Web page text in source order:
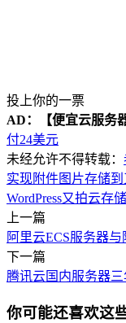
投上你的一票
AD：
【便宜云服务
付24美元
未经允许不得转载：
实现附件图片存储
WordPress又拍云存储
上一篇
阿里云ECS服务器
下一篇
腾讯云国内服务器
你可能还喜欢这